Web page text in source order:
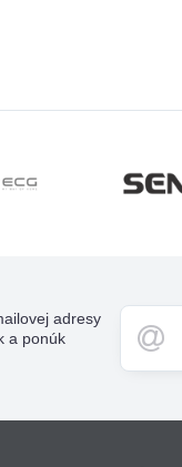
adresy
a ponúk